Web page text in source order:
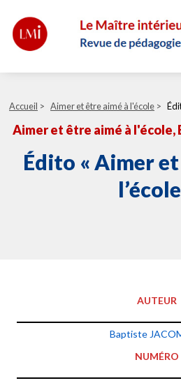
Accueil > Aimer et être aimé à l'école >
Aimer et être aimé à l'école,
Édito « Aimer
AUTEUR
Baptiste
NUMÉRO